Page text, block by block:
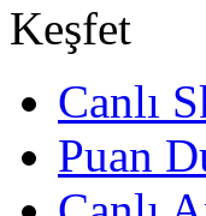
Keşfet
Canlı
Puan